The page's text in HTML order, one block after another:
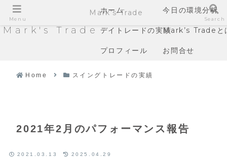
Mark's Trade
ホーム 今日の環境分析
デイトレードの実績Mark’s Tradeと
プロフィール お問合せ
Home スイングトレードの実績
2021年2月のパフォーマンス報告
2021.03.13 2025.04.29
Menu
Mark's Trade
Search